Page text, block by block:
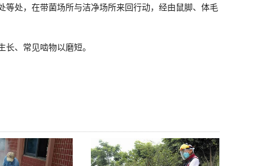
处，在带菌场所与洁净场所来回行动，经由鼠脚、体毛
、常见啮物以磨短。